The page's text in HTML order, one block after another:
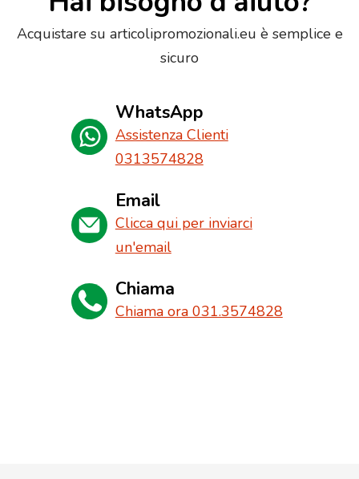
Acquistare su articolipromozionali.eu è semplice e
sicuro
WhatsApp
Assistenza Clienti
0313574828
Email
Clicca qui per inviarci
un'email
Chiama
Chiama ora 031.3574828